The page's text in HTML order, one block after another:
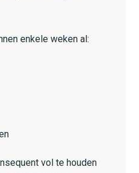
enkele weken al:
vol te houden